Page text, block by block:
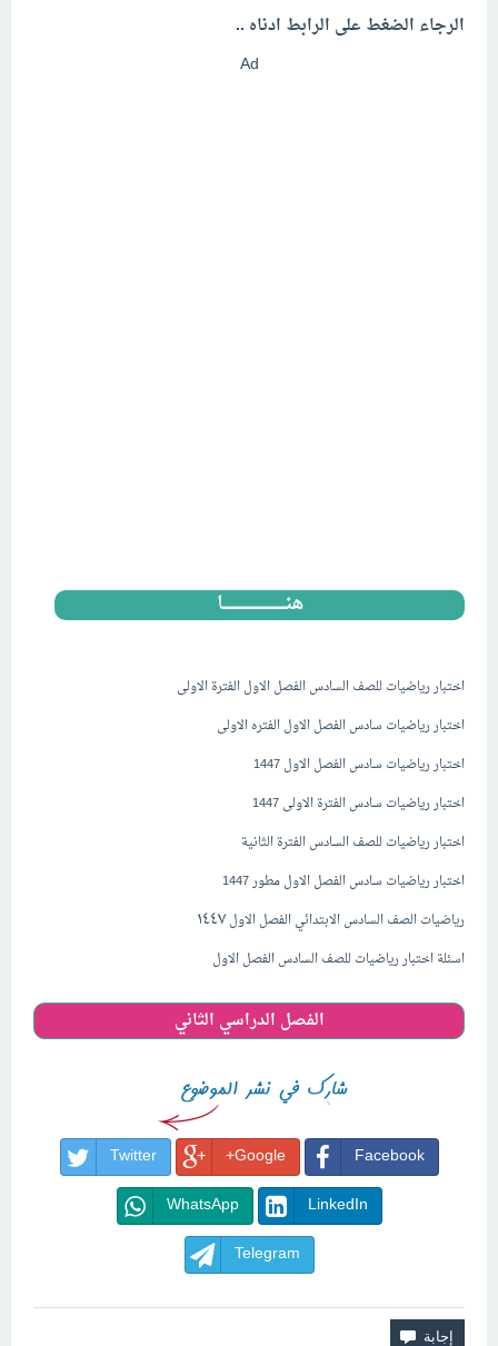
الرجاء الضغط على الرابط ادناه ..
Ad
هنــــــــــــــــــــــــــــا
اختبار رياضيات للصف السادس الفصل الاول الفترة الاولى
اختبار رياضيات سادس الفصل الاول الفتره الاولى
اختبار رياضيات سادس الفصل الاول 1447
اختبار رياضيات سادس الفترة الاولى 1447
اختبار رياضيات للصف السادس الفترة الثانية
اختبار رياضيات سادس الفصل الاول مطور 1447
رياضيات الصف السادس الابتدائي الفصل الاول١٤٤٧
اسئلة اختبار رياضيات للصف السادس الفصل الاول
الفصل الدراسي الثاني
Facebook
Google+
Twitter
LinkedIn
WhatsApp
Telegram